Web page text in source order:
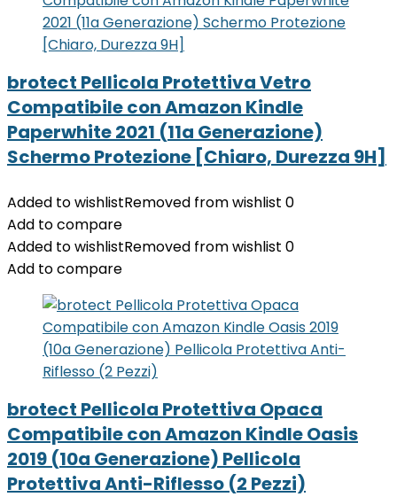
brotect Pellicola Protettiva Vetro
Compatibile con Amazon Kindle
Paperwhite 2021 (11a Generazione)
Schermo Protezione [Chiaro, Durezza 9H]
Added to wishlistRemoved from wishlist 0
Add to compare
Added to wishlistRemoved from wishlist 0
Add to compare
brotect Pellicola Protettiva Opaca
Compatibile con Amazon Kindle Oasis
2019 (10a Generazione) Pellicola
Protettiva Anti-Riflesso (2 Pezzi)